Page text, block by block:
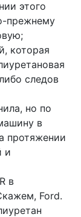
этого
прежнему
которая
следов
но по
в
протяжении
и
в
Ford.